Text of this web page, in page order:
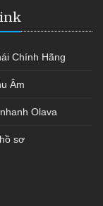
Chính Hãng
Âm
Olava
sơ